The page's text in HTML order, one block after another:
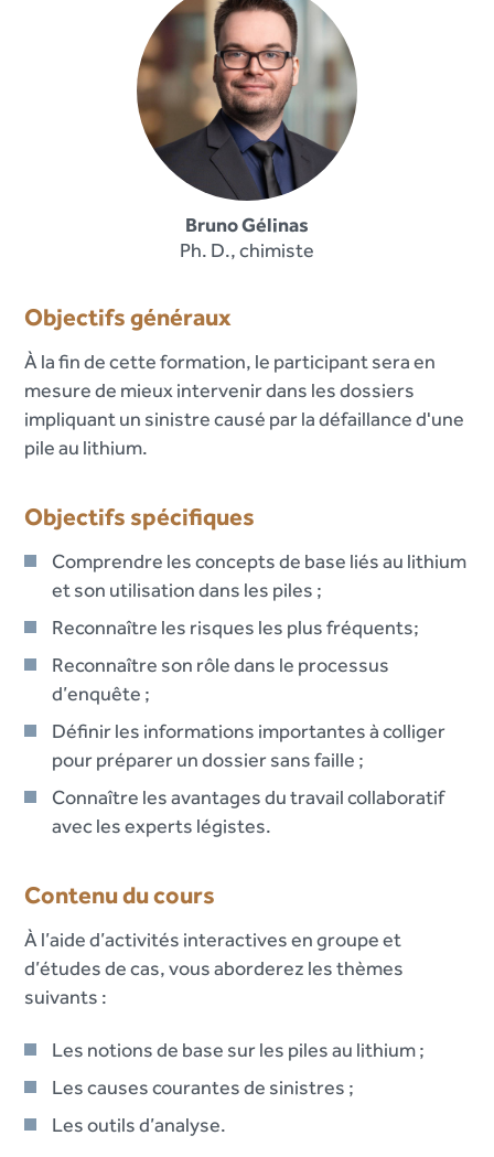
Bruno Gélinas
Ph. D., chimiste
Objectifs généraux
À la fin de cette formation, le participant sera en
mesure de mieux intervenir dans les dossiers
impliquant un sinistre causé par la défaillance d'une
pile au lithium.
Objectifs spécifiques
Comprendre les concepts de base liés au lithium
et son utilisation dans les piles ;
Reconnaître les risques les plus fréquents;
Reconnaître son rôle dans le processus
d’enquête ;
Définir les informations importantes à colliger
pour préparer un dossier sans faille ;
Connaître les avantages du travail collaboratif
avec les experts légistes.
Contenu du cours
À l’aide d’activités interactives en groupe et
d’études de cas, vous aborderez les thèmes
suivants :
Les notions de base sur les piles au lithium ;
Les causes courantes de sinistres ;
Les outils d’analyse.